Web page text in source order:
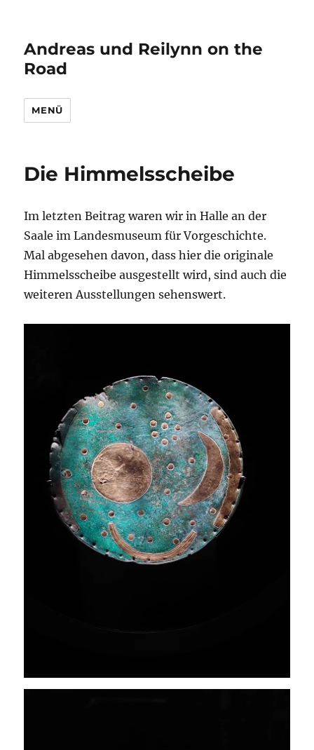
Andreas und Reilynn on the
Road
MENÜ
Die Himmelsscheibe
Im letzten Beitrag waren wir in Halle an der
Saale im Landesmuseum für Vorgeschichte.
Mal abgesehen davon, dass hier die originale
Himmelsscheibe ausgestellt wird, sind auch die
weiteren Ausstellungen sehenswert.